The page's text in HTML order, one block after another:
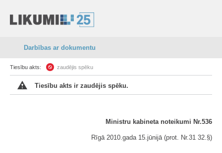
Darbības ar dokumentu
Tiesību akts: zaudējis spēku
Tiesību akts ir zaudējis spēku.
Ministru kabineta noteikumi Nr.536
Rīgā 2010.gada 15.jūnijā (prot. Nr.31 32.§)